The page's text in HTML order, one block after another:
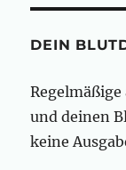
DEIN
und deinen
keine